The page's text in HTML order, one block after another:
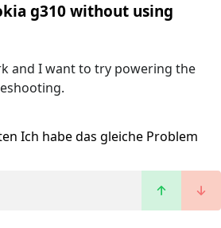
g310 without using
and I want to try powering the
Ich habe das gleiche Problem